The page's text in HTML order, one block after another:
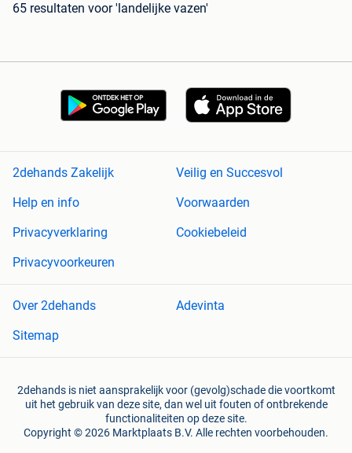
65 resultaten voor 'landelijke vazen'
2dehands Zakelijk
Veilig en Succesvol
Help en info
Voorwaarden
Privacyverklaring
Cookiebeleid
Privacyvoorkeuren
Over 2dehands
Adevinta
Sitemap
2dehands is niet aansprakelijk voor (gevolg)schade die voortkomt
uit het gebruik van deze site, dan wel uit fouten of ontbrekende
functionaliteiten op deze site.
Copyright © 2026 Marktplaats B.V. Alle rechten voorbehouden.